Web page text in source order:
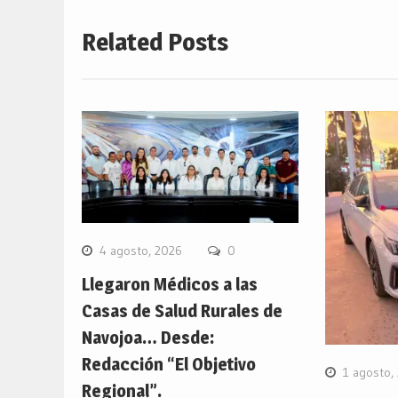
Related Posts
4 agosto, 2026 0
Llegaron Médicos a las
Casas de Salud Rurales de
Navojoa… Desde:
Redacción “El Objetivo
Regional”.
1 agosto,